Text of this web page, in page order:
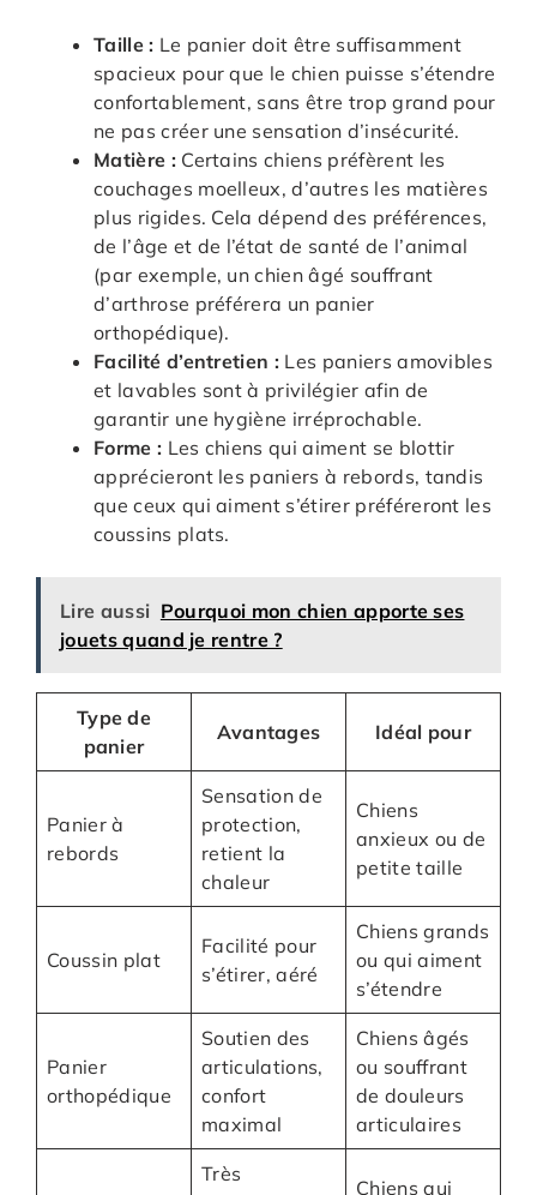
Taille : Le panier doit être suffisamment
spacieux pour que le chien puisse s’étendre
confortablement, sans être trop grand pour
ne pas créer une sensation d’insécurité.
Matière : Certains chiens préfèrent les
couchages moelleux, d’autres les matières
plus rigides. Cela dépend des préférences,
de l’âge et de l’état de santé de l’animal
(par exemple, un chien âgé souffrant
d’arthrose préférera un panier
orthopédique).
Facilité d’entretien : Les paniers amovibles
et lavables sont à privilégier afin de
garantir une hygiène irréprochable.
Forme : Les chiens qui aiment se blottir
apprécieront les paniers à rebords, tandis
que ceux qui aiment s’étirer préféreront les
coussins plats.
Lire aussi Pourquoi mon chien apporte ses
jouets quand je rentre ?
Type de
panier
Avantages Idéal pour
Panier à
rebords
Sensation de
protection,
retient la
chaleur
Chiens
anxieux ou de
petite taille
Coussin plat
Facilité pour
s’étirer, aéré
Chiens grands
ou qui aiment
s’étendre
Panier
orthopédique
Soutien des
articulations,
confort
maximal
Chiens âgés
ou souffrant
de douleurs
articulaires
Très
Chiens qui